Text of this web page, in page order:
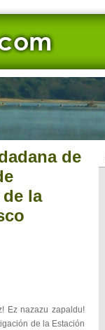
de
la
Ez nazazu zapaldu!
de la Estación